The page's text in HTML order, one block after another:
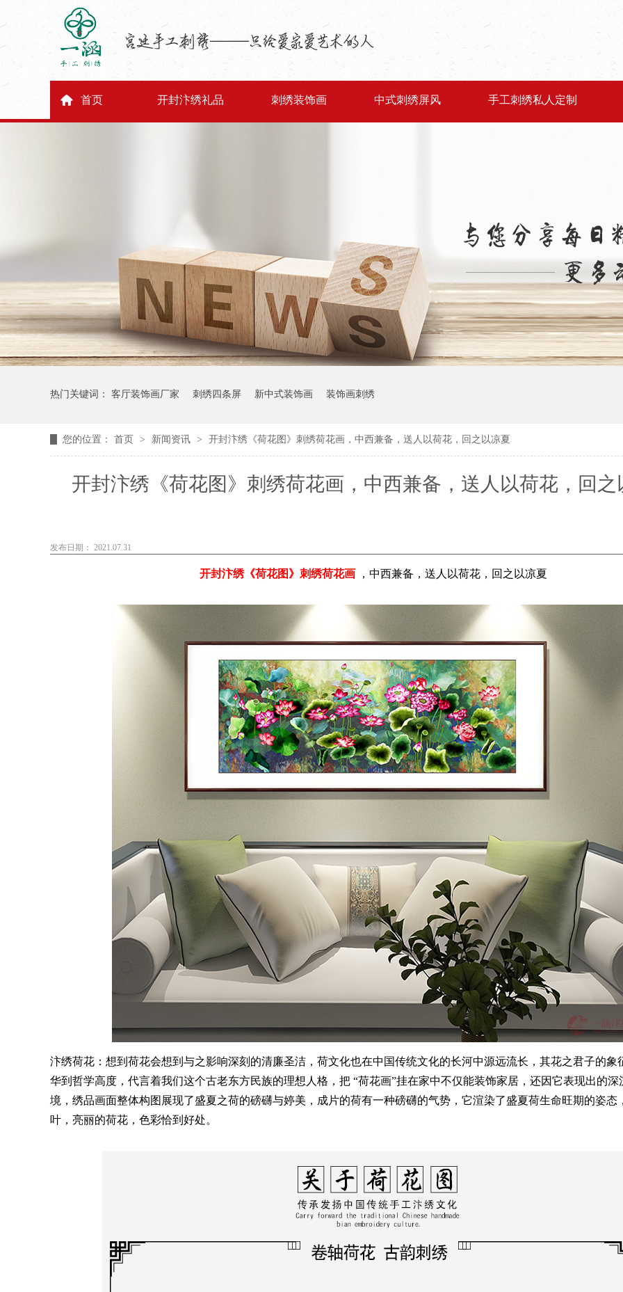
首页 开封汴绣礼品 刺绣装饰画 中式刺绣屏风 手工刺绣私人定制
热门关键词： 客厅装饰画厂家 刺绣四条屏 新中式装饰画 装饰画刺绣
您的位置： 首页 > 新闻资讯 > 开封汴绣《荷花图》刺绣荷花画，中西兼备，送人以荷花，回之以凉夏
开封汴绣《荷花图》刺绣荷花画，中西兼备，送人以荷花，回之
发布日期： 2021.07.31
开封汴绣《荷花图》刺绣荷花画 ，中西兼备，送人以荷花，回之以凉夏
汴绣荷花：想到荷花会想到与之影响深刻的清廉圣洁，荷文化也在中国传统文化的长河中源远流长，其花之君子的象
华到哲学高度，代言着我们这个古老东方民族的理想人格，把 “荷花画”挂在家中不仅能装饰家居，还因它表现出的深
境，绣品画面整体构图展现了盛夏之荷的磅礴与婷美，成片的荷有一种磅礴的气势，它渲染了盛夏荷生命旺期的姿态
叶，亮丽的荷花，色彩恰到好处。